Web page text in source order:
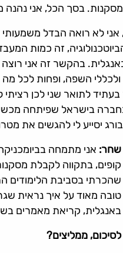
בסך הכל, אני נהנה
לא רואה הבדל משמעותי
זה כמות
בהקשר זה אני
השפה, ופחות לכל מה
לתואר שני לכן
בישראל שפיתחה
יסייע לי להגשים את
שחר: אני מתמחה
קופים, בתקווה לקבלת
שהכרתי בסביבת הלימודים
טובה מאוד על איך נראית
באנגלית, קריאת מאמרים
לסיכום, ממליצים?